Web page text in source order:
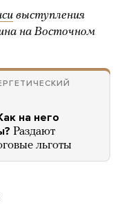
выступления
на Восточном
на него
Раздают
льготы